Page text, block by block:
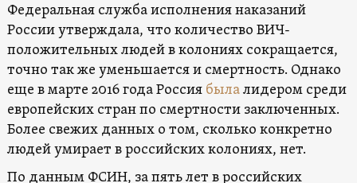
Федеральная служба исполнения наказаний
России утверждала, что количество ВИЧ-
положительных людей в колониях сокращается,
точно так же уменьшается и смертность. Однако
еще в марте 2016 года Россия былалидером среди
европейских стран по смертности заключенных.
Более свежих данных о том, сколько конкретно
людей умирает в российских колониях, нет.
По данным ФСИН, за пять лет в российских